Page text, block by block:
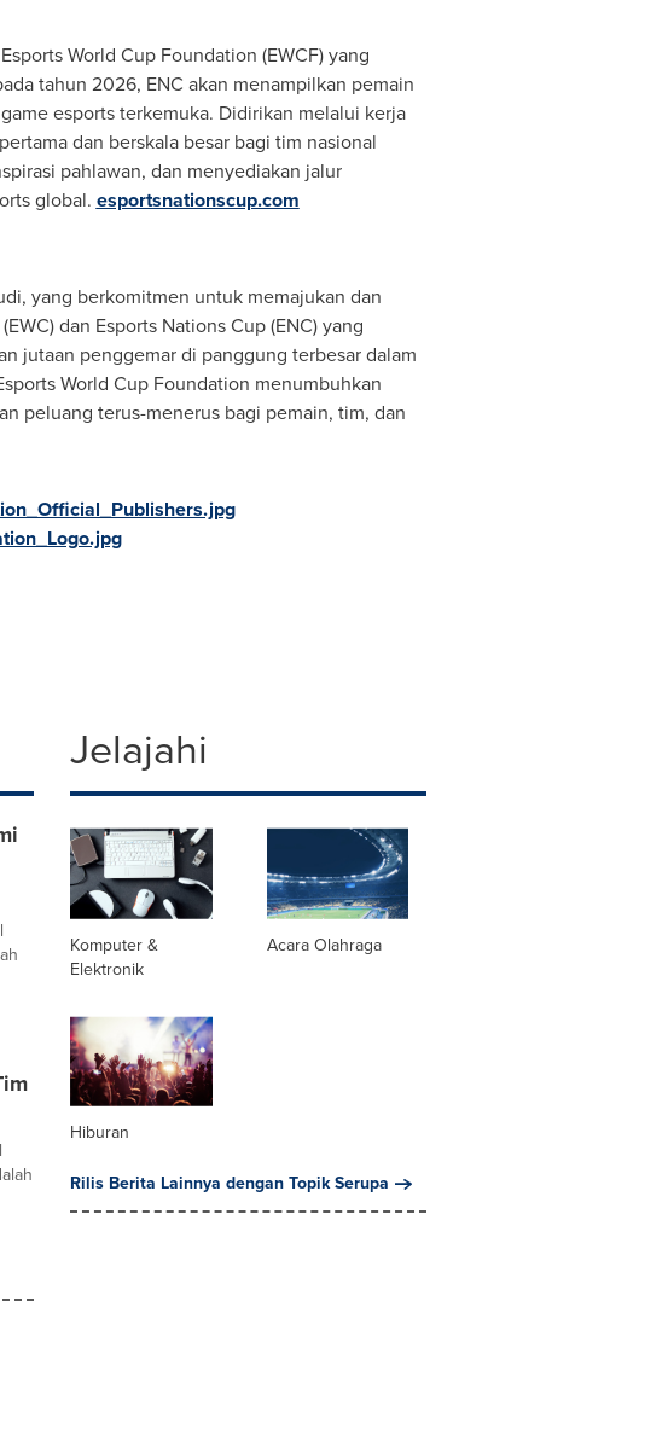
World Cup Foundation (EWCF) yang
tahun 2026, ENC akan menampilkan pemain
esports terkemuka. Didirikan melalui kerja
dan berskala besar bagi tim nasional
pahlawan, dan menyediakan jalur
global. esportsnationscup.com
yang berkomitmen untuk memajukan dan
dan Esports Nations Cup (ENC) yang
jutaan penggemar di panggung terbesar dalam
World Cup Foundation menumbuhkan
peluang terus-menerus bagi pemain, tim, dan
Jelajahi
Komputer &
Elektronik
Acara Olahraga
Hiburan
Rilis Berita Lainnya dengan Topik Serupa